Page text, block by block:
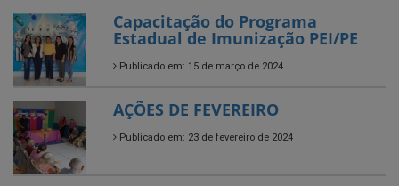
Capacitação do Programa
Estadual de Imunização PEI/PE
Publicado em: 15 de março de 2024
AÇÕES DE FEVEREIRO
Publicado em: 23 de fevereiro de 2024